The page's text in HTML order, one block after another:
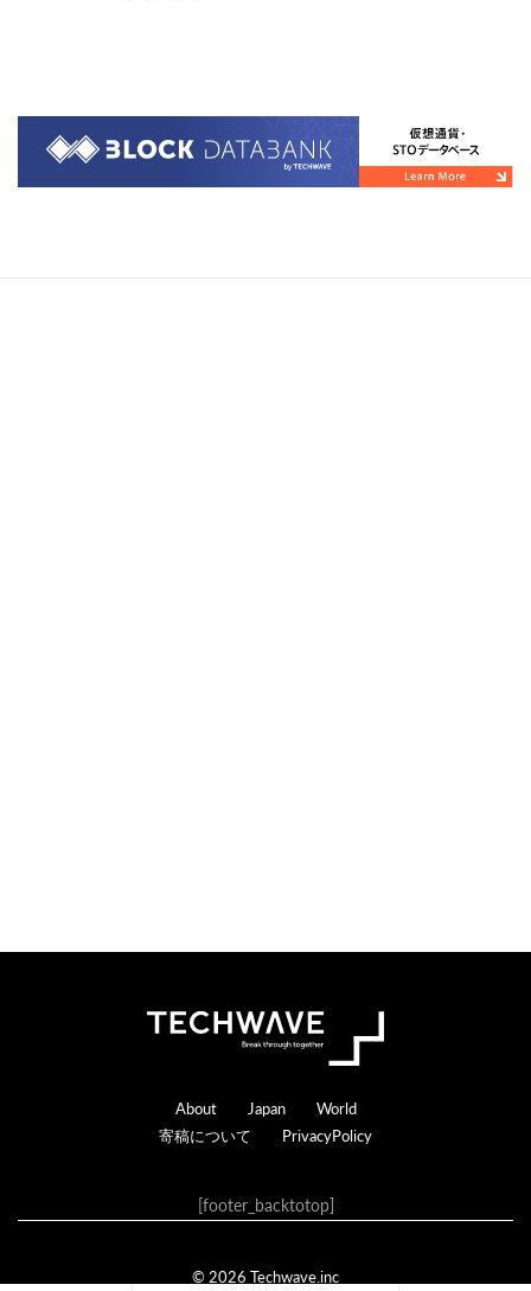
Footer
About Japan
World
寄稿について
PrivacyPolicy
[footer_backtotop]
© 2026 Techwave.inc